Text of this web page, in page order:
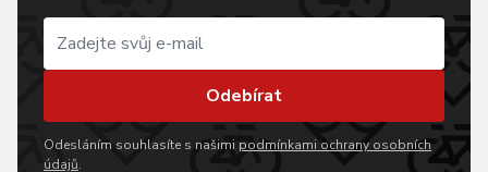
Odebírat
Odesláním souhlasíte s našimi podmínkami ochrany osobních
údajů.